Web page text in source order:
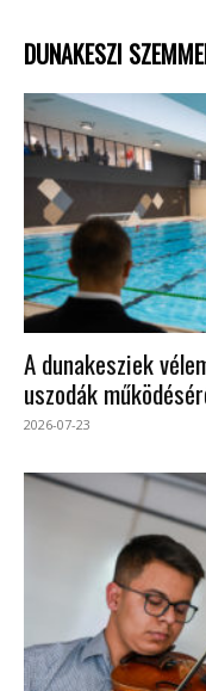
DUNAKESZI
A dunakesziek
uszodák
2026-07-23